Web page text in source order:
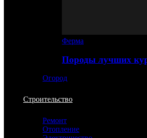
Ферма
Породы лучших
Огород
Строительство
Ремонт
Отопление